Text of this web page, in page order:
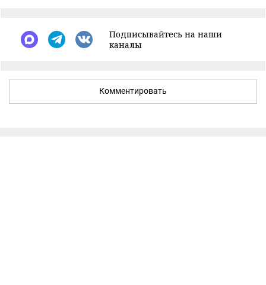
Подписывайтесь на наши
каналы
Комментировать